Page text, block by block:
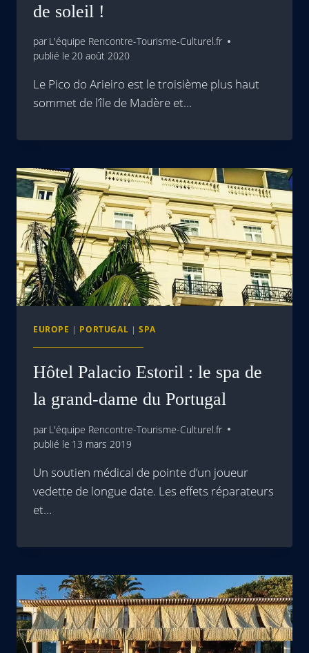
de soleil !
par L'équipe Rencontre-Tourisme-Culturel.fr
publié le 20 août 2020
Le Pico do Arieiro est le troisième plus haut
sommet de l’île de Madère et…
EUROPE | PORTUGAL | SPA
Hôtel Palacio Estoril : le spa de
la grand-dame du Portugal
par L'équipe Rencontre-Tourisme-Culturel.fr
publié le 13 mars 2019
Un soutien médical de pointe d’un joueur
vedette de longue date. Les effets réparateurs
et…